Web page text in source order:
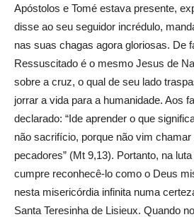
Apóstolos e Tomé estava presente,
disse ao seu seguidor incrédulo,
nas suas chagas agora gloriosas. De
Ressuscitado é o mesmo Jesus de
sobre a cruz, o qual de seu lado
jorrar a vida para a humanidade. Aos
declarado: “Ide aprender o que
não sacrifício, porque não vim
pecadores” (Mt 9,13). Portanto, na
cumpre reconhecê-lo como o Deus
nesta misericórdia infinita numa
Santa Teresinha de Lisieux. Quando